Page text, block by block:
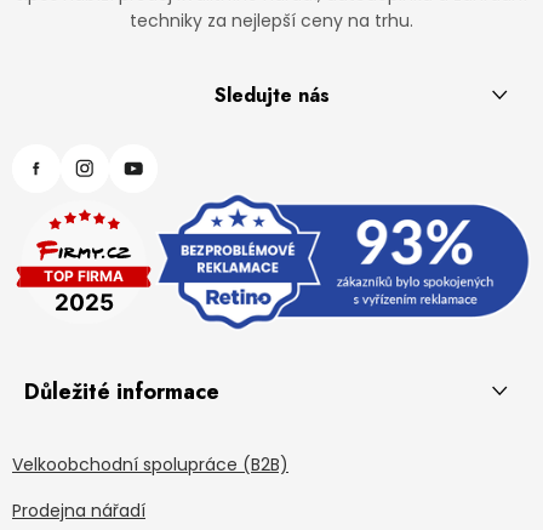
techniky za nejlepší ceny na trhu.
Sledujte nás
Důležité informace
Velkoobchodní spolupráce (B2B)
Prodejna nářadí